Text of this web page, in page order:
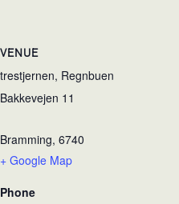
VENUE
trestjernen, Regnbuen
Bakkevejen 11
Bramming, 6740
+ Google Map
Phone